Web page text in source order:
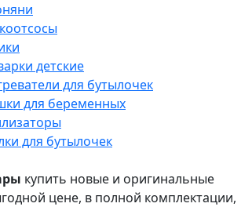
детские
для бутылочек
для беременных
для бутылочек
купить новые и оригинальные
цене, в полной комплектации,